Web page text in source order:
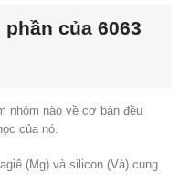
của 6063
nhôm nào về cơ bản đều
của nó.
(Mg) và silicon (Và) cung